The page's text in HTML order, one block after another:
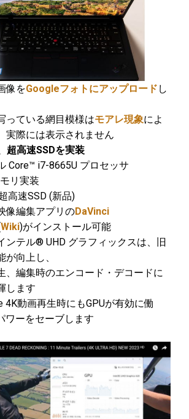
像をGoogleフォトにアップロード し
っている網目模様はモアレ現象によ
実際には表示されません
超高速SSDを実装
Core™ i7-8665U プロセッサ
リ実装
高速SSD (新品)
像編集アプリのDaVinci
Wiki)がインストール可能
ンテル® UHD グラフィックスは、旧
が向上し、
編集時のエンコード・デコードに
します
4K動画再生時にもGPUが有効に働
ワーをセーブします